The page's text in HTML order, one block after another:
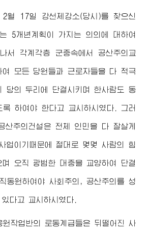
월 17일 강선제강소(당시)를 찾으신
는 5개년계획이 가지는 의의에 대하여
서 각계각층 군중속에서 공산주의교
여 모든 당원들과 근로자들을 다 적극
당의 두리에 단결시키며 한사람도 동
록 하여야 한다고 교시하시였다. 그러
산주의건설은 전체 인민을 다 잘살게
업이기때문에 절대로 몇몇 사람의 힘
며 오직 광범한 대중을 교양하여 단결
동원하여야 사회주의, 공산주의를 성
다고 교시하시였다.
작업반의 로동계급들은 뒤떨어진 사